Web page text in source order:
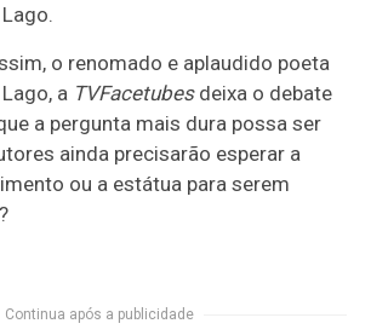
o renomado e aplaudido poeta
a TVFacetubesdeixa o debate
a pergunta mais dura possa ser
ainda precisarão esperar a
ou a estátua para serem
Continua após a publicidade